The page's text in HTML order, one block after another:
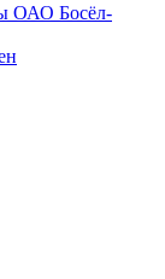
ОАО Босёл-